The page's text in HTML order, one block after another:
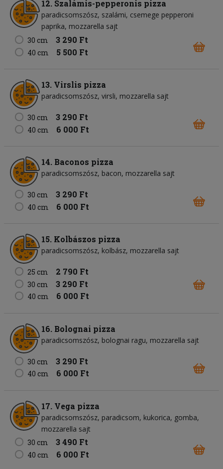
12. Szalámis-pepperonis pizza
paradicsomszósz szalámi csemege pepperoni
paprika mozzarella sajt
30 cm
3 290 Ft
40 cm 5 500 Ft
13. Virslis pizza
paradicsomszósz virsli mozzarella sajt
30 cm 3 290 Ft
40 cm 6 000 Ft
14. Baconos pizza
paradicsomszósz bacon mozzarella sajt
30 cm 3 290 Ft
40 cm 6 000 Ft
15. Kolbászos pizza
paradicsomszósz kolbász mozzarella sajt
25 cm 2 790 Ft
30 cm 3 290 Ft
40 cm 6 000 Ft
16. Bolognai pizza
paradicsomszósz bolognai ragu mozzarella sajt
30 cm 3 290 Ft
40 cm 6 000 Ft
17. Vega pizza
paradicsomszósz paradicsom kukorica gomba
mozzarella sajt
30 cm
3 490 Ft
40 cm 6 000 Ft